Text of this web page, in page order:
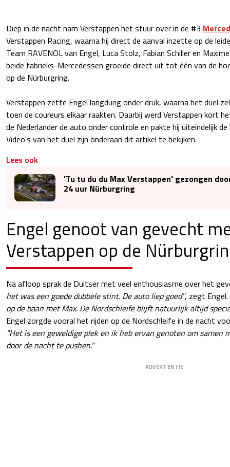
Diep in de nacht nam Verstappen het stuur over in de #3
Verstappen Racing, waarna hij direct de aanval inzette op de
Team RAVENOL van Engel, Luca Stolz, Fabian Schiller en
beide fabrieks-Mercedessen groeide direct uit tot één van de
op de Nürburgring.
Verstappen zette Engel langdurig onder druk, waarna het duel
toen de coureurs elkaar raakten. Daarbij werd Verstappen kort
de Nederlander de auto onder controle en pakte hij uiteindelijk
Video's van het duel zijn onderaan dit artikel te bekijken.
Lees ook
'Tu tu du du Max Verstappen' gezongen
24 uur Nürburgring
Engel genoot van gevecht
Verstappen op de
Na afloop sprak de Duitser met veel enthousiasme over het
het was een goede dubbele stint. De auto liep goed", zegt Engel.
op de baan met Max. De Nordschleife blijft natuurlijk altijd
Engel zorgde vooral het rijden op de Nordschleife in de nacht
"Het is een geweldige plek en ik heb ervan genoten om samen
door de nacht te pushen."
ADVERTENTIE